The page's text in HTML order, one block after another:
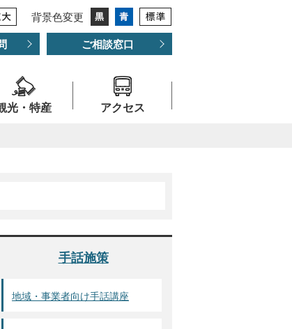
背景色変更
ご相談窓口
光・特産 アクセス
手話施策
地域・事業者向け手話講座